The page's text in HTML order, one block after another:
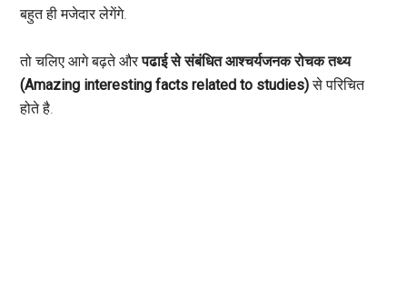
बहुत ही मजेदार लेगेंगे.
तो चलिए आगे बढ़ते औरपढाई से संबंधित आश्चर्यजनक रोचक तथ्य
(Amazing interesting facts related to studies)से परिचित
होते है.